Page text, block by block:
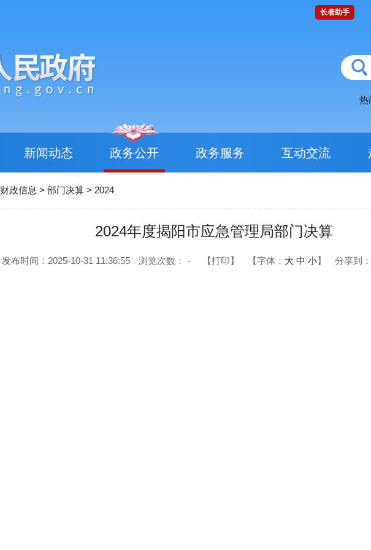
长者助手
热
新闻动态 政务公开 政务服务 互动交流
财政信息 > 部门决算 > 2024
2024年度揭阳市应急管理局部门决算
发布时间：2025-10-31 11:36:55 浏览次数： - 【打印】 【字体： 大 中 小】 分享到：